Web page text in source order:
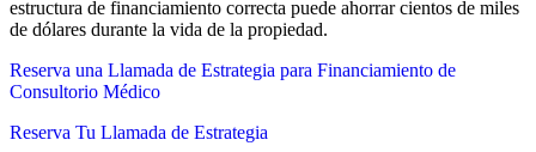
estructura de financiamiento correcta puede ahorrar cientos de miles
de dólares durante la vida de la propiedad.
Reserva una Llamada de Estrategia para Financiamiento de
Consultorio Médico
Reserva Tu Llamada de Estrategia